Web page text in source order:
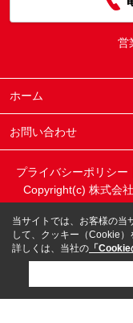
営
ホーム
お問い合わせ
プライバシーポリシー
Copyright(c) 株式会
当サイトでは、お客様の当
して、クッキー（Cookie）
詳しくは、当社の 「